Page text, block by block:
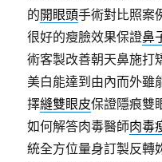
的開眼頭手術對比照案
很好的瘦臉效果保證鼻
術客製改善朝天鼻施打
美白能達到由內而外雖
擇縫雙眼皮保證隱痕雙
如何解答肉毒醫師肉毒
統全方位量身訂製反轉